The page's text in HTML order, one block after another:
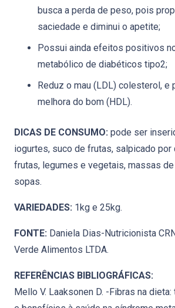
busca a perda de peso, pois
saciedade e diminui o apetite;
Possui ainda efeitos positivos
metabólico de diabéticos tipo2;
Reduz o mau (LDL) colesterol, e
melhora do bom (HDL).
DICAS DE CONSUMO: pode ser
iogurtes, suco de frutas, salpicado por
frutas, legumes e vegetais, massas
sopas.
VARIEDADES: 1kg e 25kg.
FONTE: Daniela Dias-Nutricionista
Verde Alimentos LTDA.
REFERÊNCIAS BIBLIOGRÁFICAS:
Mello V. Laaksonen D. -Fibras na